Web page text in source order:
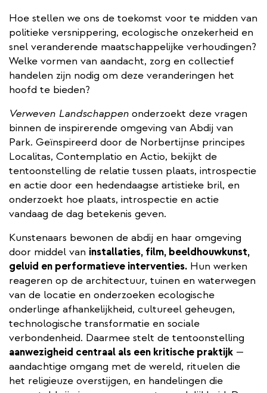
Hoe stellen we ons de toekomst voor te midden van
politieke versnippering, ecologische onzekerheid en
snel veranderende maatschappelijke verhoudingen?
Welke vormen van aandacht, zorg en collectief
handelen zijn nodig om deze veranderingen het
hoofd te bieden?
Verweven Landschappen onderzoekt deze vragen
binnen de inspirerende omgeving van Abdij van
Park. Geïnspireerd door de Norbertijnse principes
Localitas, Contemplatio en Actio, bekijkt de
tentoonstelling de relatie tussen plaats, introspectie
en actie door een hedendaagse artistieke bril, en
onderzoekt hoe plaats, introspectie en actie
vandaag de dag betekenis geven.
Kunstenaars bewonen de abdij en haar omgeving
door middel van installaties, film, beeldhouwkunst,
geluid en performatieve interventies. Hun werken
reageren op de architectuur, tuinen en waterwegen
van de locatie en onderzoeken ecologische
onderlinge afhankelijkheid, cultureel geheugen,
technologische transformatie en sociale
verbondenheid. Daarmee stelt de tentoonstelling
aanwezigheid centraal als een kritische praktijk —
aandachtige omgang met de wereld, rituelen die
het religieuze overstijgen, en handelingen die